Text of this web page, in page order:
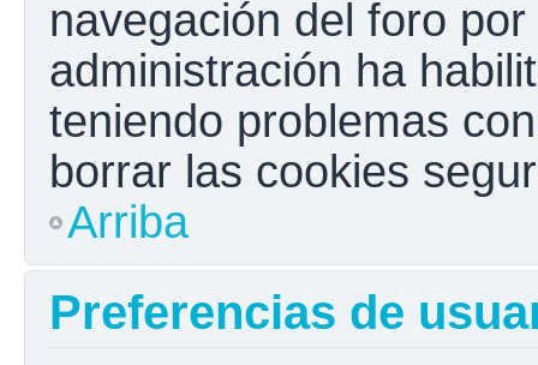
navegación del foro
administración ha
teniendo problemas
borrar las cookies
Arriba
Preferencias de